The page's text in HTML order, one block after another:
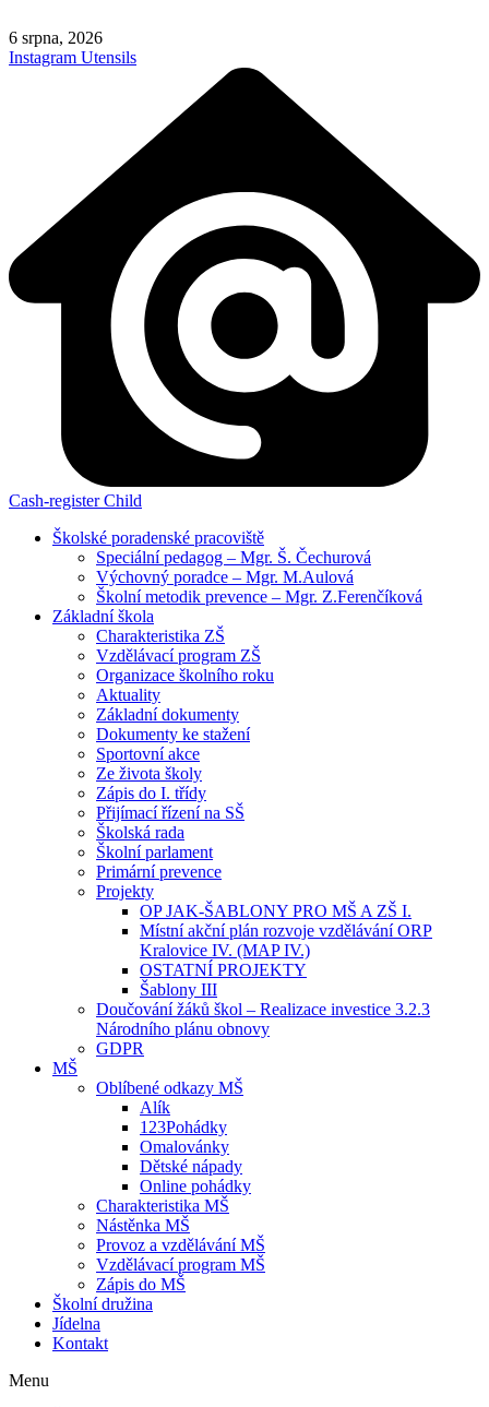
to
content
6 srpna, 2026
Instagram Utensils
Cash-register Child
Školské poradenské pracoviště
Speciální pedagog – Mgr. Š. Čechurová
Výchovný poradce – Mgr. M.Aulová
Školní metodik prevence – Mgr. Z.Ferenčíková
Základní škola
Charakteristika ZŠ
Vzdělávací program ZŠ
Organizace školního roku
Aktuality
Základní dokumenty
Dokumenty ke stažení
Sportovní akce
Ze života školy
Zápis do I. třídy
Přijímací řízení na SŠ
Školská rada
Školní parlament
Primární prevence
Projekty
OP JAK-ŠABLONY PRO MŠ A ZŠ I.
Místní akční plán rozvoje vzdělávání ORP
Kralovice IV. (MAP IV.)
OSTATNÍ PROJEKTY
Šablony III
Doučování žáků škol – Realizace investice 3.2.3
Národního plánu obnovy
GDPR
MŠ
Oblíbené odkazy MŠ
Alík
123Pohádky
Omalovánky
Dětské nápady
Online pohádky
Charakteristika MŠ
Nástěnka MŠ
Provoz a vzdělávání MŠ
Vzdělávací program MŠ
Zápis do MŠ
Školní družina
Jídelna
Kontakt
Menu